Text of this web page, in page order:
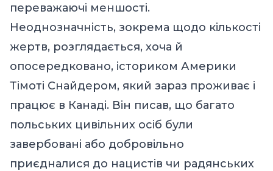
переважаючі меншості.
Неоднозначність, зокрема щодо кількості
жертв, розглядається, хоча й
опосередковано, істориком Америки
Тімоті Снайдером, який зараз проживає і
працює в Канаді. Він писав, що багато
польських цивільних осіб були
завербовані або добровільно
приєдналися до нацистів чи радянських